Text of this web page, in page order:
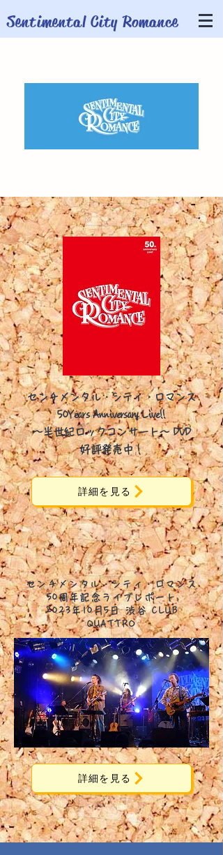
​Sentimental City Romance
センチメンタル・シティ・ロマンス
50Years Anniversary Live!!
～半世紀ロックコンサート～ DVD
​好評発売中！
詳細を見る
センチメンタル・シティ・ロマンス
50周年記念ライブレポート
2023年10月5日 渋谷 CLUB
QUATTRO
詳細を見る